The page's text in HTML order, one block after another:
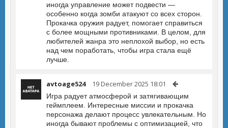
иногда управление может подвести —
особенно когда зомби атакуют со всех сторон.
Прокачка оружия радует, помогает справиться
с более мощными противниками. В целом, для
любителей жанра это неплохой выбор, но есть
над чем поработать, чтобы игра стала ещё
лучше.
avtoage524 19 December 2025 18:01
Игра радует атмосферой и затягивающим
геймплеем. Интересные миссии и прокачка
персонажа делают процесс увлекательным. Но
иногда бывают проблемы с оптимизацией, что